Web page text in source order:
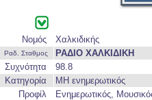
Νομός Χαλκιδικής
Ραδ. Σταθμος
ΡΑΔΙΟ ΧΑΛΚΙΔΙΚΗ
Συχνότητα
98.8
Κατηγορία
ΜΗ ενημερωτικός
Προφίλ
Ενημερωτικός,